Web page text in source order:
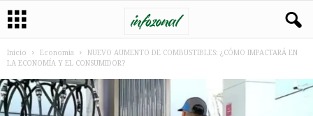
Inicio Economia
NUEVO AUMENTO DE COMBUSTIBLES: ¿CÓMO IMPACTARÁ EN
LA ECONOMÍA Y EL CONSUMIDOR?